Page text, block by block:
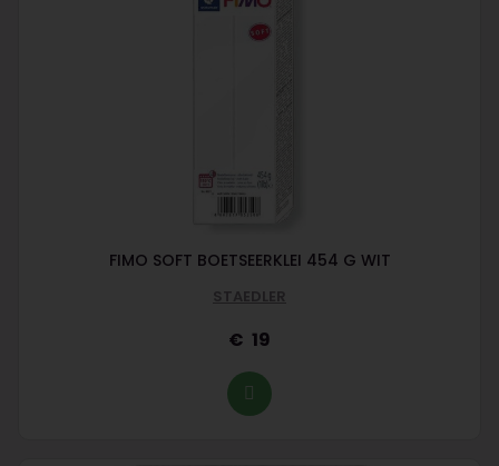
FIMO SOFT BOETSEERKLEI 454 G WIT
STAEDLER
19